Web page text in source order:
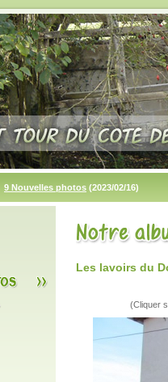
9 Nouvelles photos (2023/02/16)
Les lavoirs du
(Cliquer